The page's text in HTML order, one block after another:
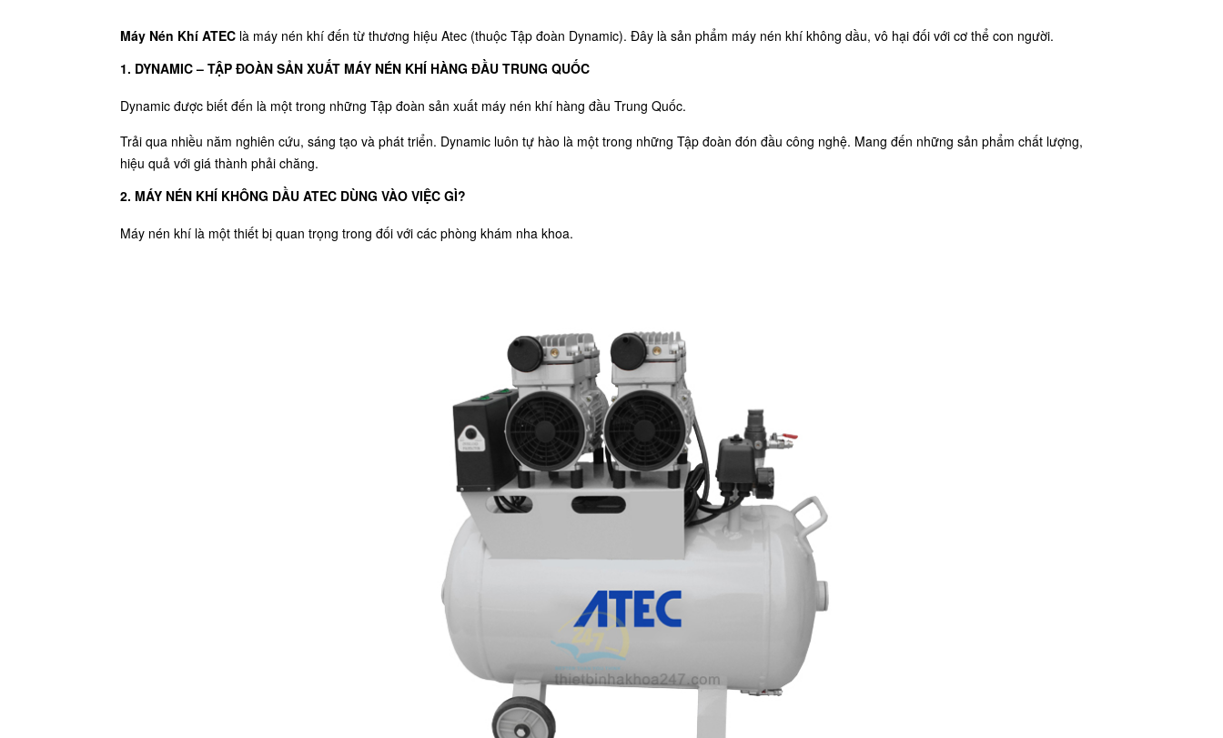
Máy Nén Khí ATEC là máy nén khí đến từ thương hiệu Atec (thuộc Tập đoàn Dynamic). Đây là sản phẩm máy nén khí không dầu, vô hại đối với cơ thể con người.
1. DYNAMIC – TẬP ĐOÀN SẢN XUẤT MÁY NÉN KHÍ HÀNG ĐẦU TRUNG QUỐC
Dynamic được biết đến là một trong những Tập đoàn sản xuất máy nén khí hàng đầu Trung Quốc.
Trải qua nhiều năm nghiên cứu, sáng tạo và phát triển. Dynamic luôn tự hào là một trong những Tập đoàn đón đầu công nghệ. Mang đến những sản phẩm chất lượng,
hiệu quả với giá thành phải chăng.
2. MÁY NÉN KHÍ KHÔNG DẦU ATEC DÙNG VÀO VIỆC GÌ?
Máy nén khí là một thiết bị quan trọng trong đối với các phòng khám nha khoa.